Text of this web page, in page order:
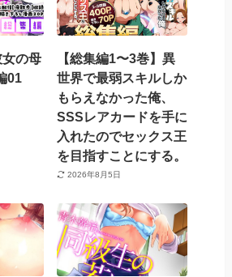
の母
01
【総集編1〜3巻】異
世界で最弱スキルしか
もらえなかった俺、
SSSレアカードを手に
入れたのでセックス王
を目指すことにする。
2026年8月5日